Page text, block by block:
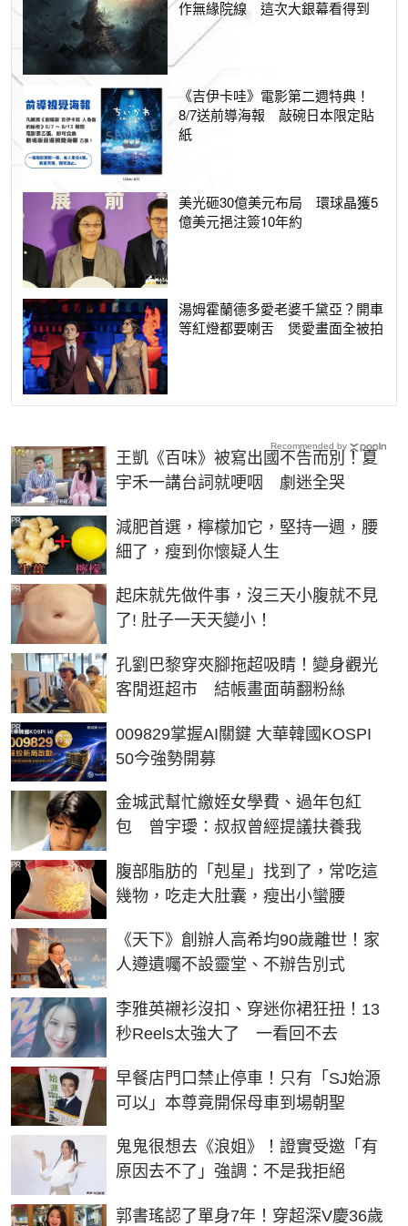
作無緣院線 這次大銀幕看得到
《吉伊卡哇》電影第二週特典！
8/7送前導海報 敲碗日本限定貼
紙
美光砸30億美元布局 環球晶獲5
億美元挹注簽10年約
湯姆霍蘭德多愛老婆千黛亞？開車
等紅燈都要喇舌 煲愛畫面全被拍
王凱《百味》被寫出國不告而別！夏
宇禾一講台詞就哽咽 劇迷全哭
減肥首選，檸檬加它，堅持一週，腰
細了，瘦到你懷疑人生
PR
起床就先做件事，沒三天小腹就不見
了! 肚子一天天變小！
PR
孔劉巴黎穿夾腳拖超吸睛！變身觀光
客閒逛超市 結帳畫面萌翻粉絲
009829掌握AI關鍵 大華韓國KOSPI
50今強勢開募
PR
金城武幫忙繳姪女學費、過年包紅
包 曾宇璦：叔叔曾經提議扶養我
腹部脂肪的「剋星」找到了，常吃這
幾物，吃走大肚囊，瘦出小蠻腰
PR
《天下》創辦人高希均90歲離世！家
人遵遺囑不設靈堂、不辦告別式
李雅英襯衫沒扣、穿迷你裙狂扭！13
秒Reels太強大了 一看回不去
早餐店門口禁止停車！只有「SJ始源
可以」本尊竟開保母車到場朝聖
鬼鬼很想去《浪姐》！證實受邀「有
原因去不了」強調：不是我拒絕
郭書瑤認了單身7年！穿超深V慶36歲
Recommended by